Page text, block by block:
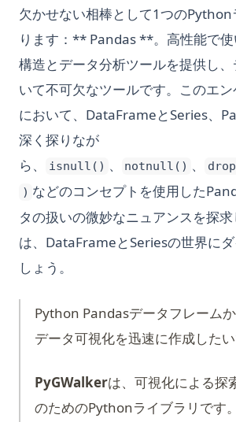
欠かせない相棒として1つのPython
ります：** Pandas **。高性能で使
構造とデータ分析ツールを提供し
いて不可欠なツールです。このエ
において、DataFrameとSeries、
深く探りなが
ら、
isnull() 、 notnull() 、
) などのコンセプトを使用した
タの扱いの微妙なニュアンスを探
は、DataFrameとSeriesの世界に
しょう。
Python Pandasデータフレーム
データ可視化を迅速に作成した
PyGWalkerは、可視化による探
のためのPythonライブラリです。